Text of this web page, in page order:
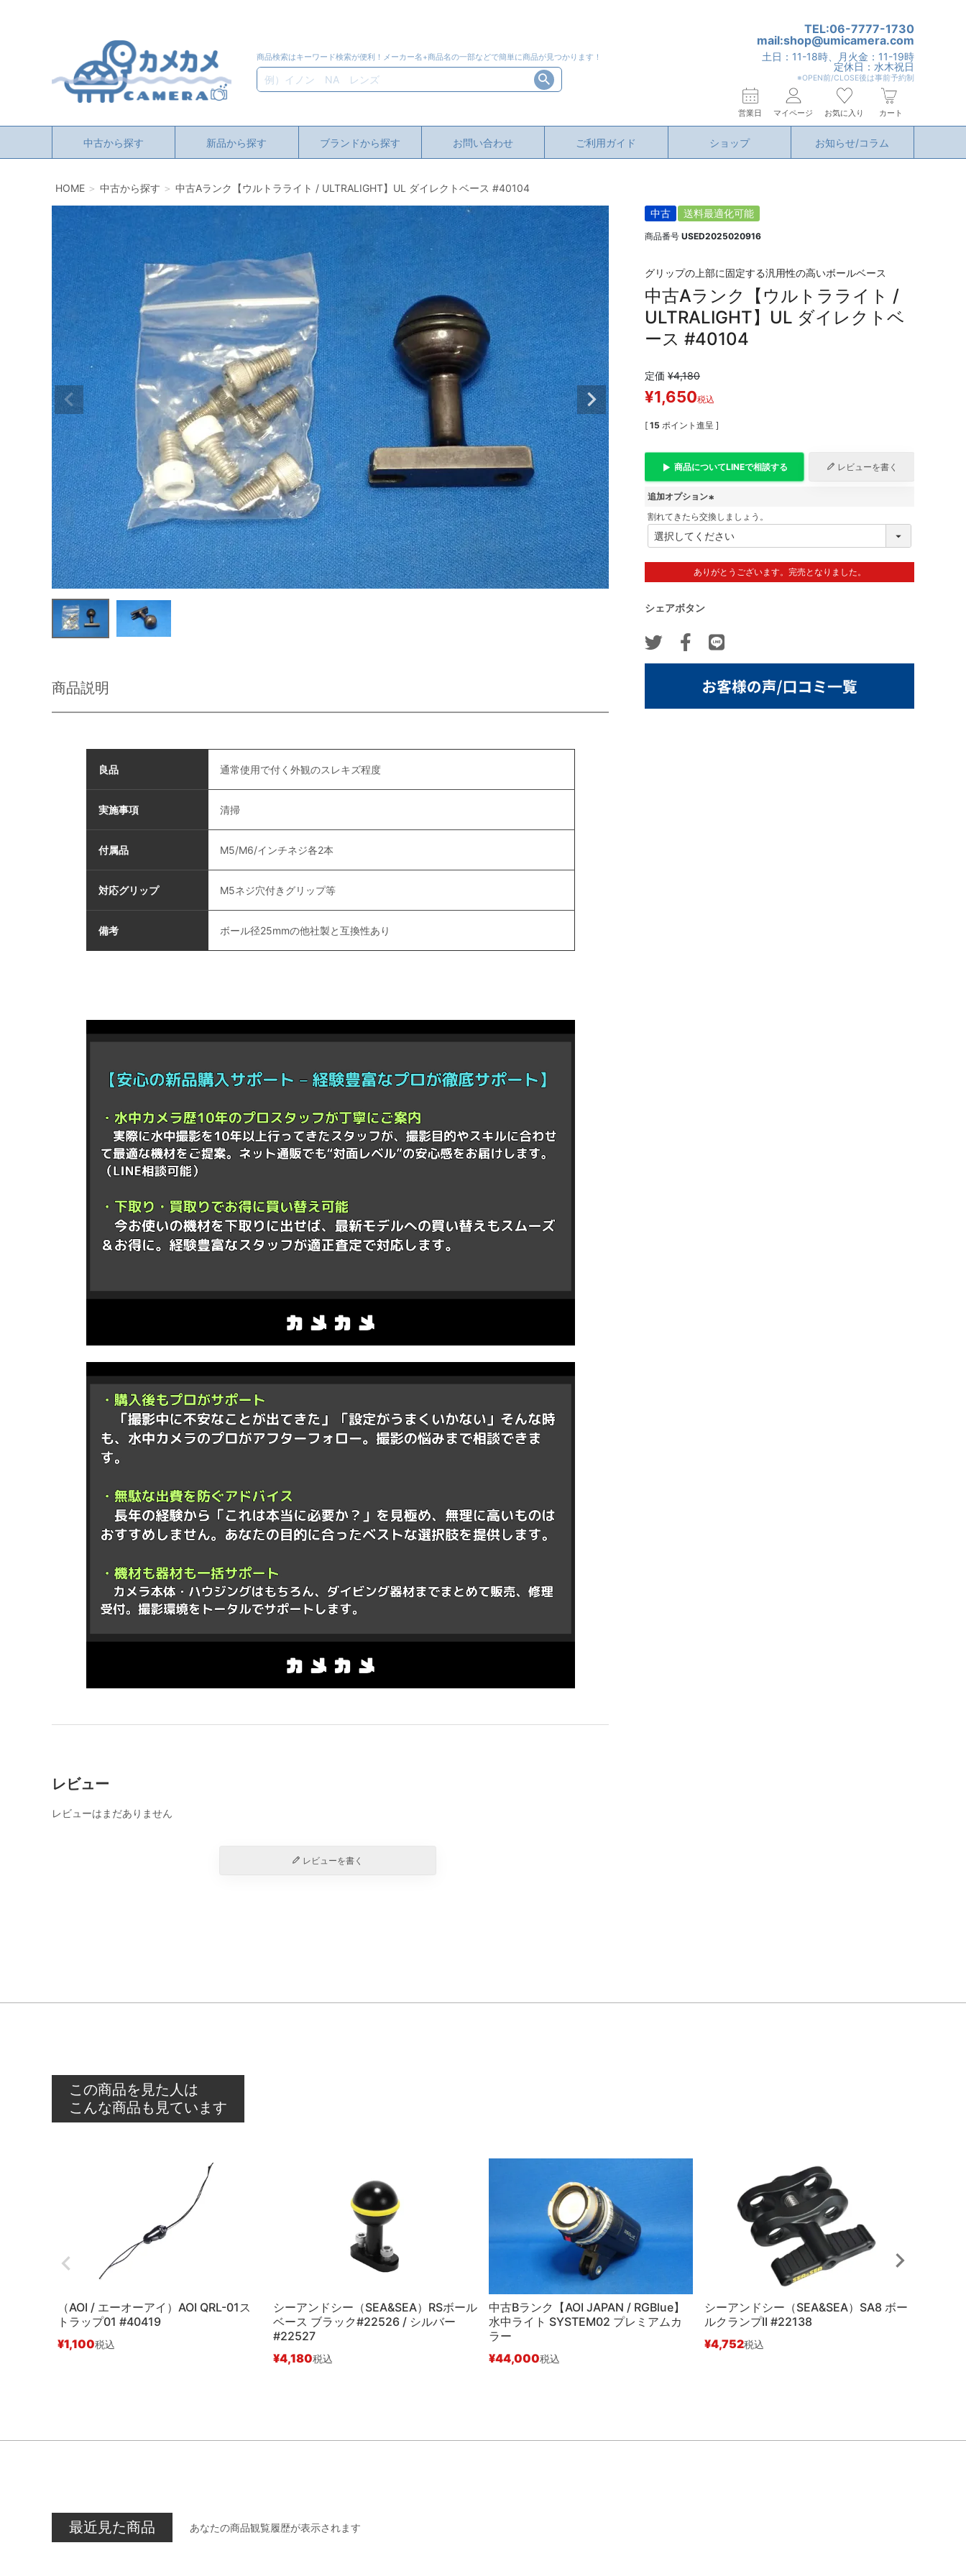
商品検索はキーワード検索が便利！メーカー名+商品名の一部などで簡単に商品が見つかります！
検索
TEL:06-7777-1730
mail:shop@umicamera.com
土日：11-18時、月火金：11-19時
定休日：水木祝日
※OPEN前/CLOSE後は事前予約制
営業日 マイページ お気に入り カート
中古から探す 新品から探す ブランドから探す お問い合わせ ご利用ガイド ショップ お知らせ/コラム
HOME 中古から探す 中古Aランク【ウルトラライト / ULTRALIGHT】UL ダイレクトベース #40104
商品説明
良品 通常使用で付く外観のスレキズ程度
実施事項 清掃
付属品 M5/M6/インチネジ各2本
対応グリップ M5ネジ穴付きグリップ等
備考 ボール径25mmの他社製と互換性あり
レビュー
レビューはまだありません
レビューを書く
中古 送料最適化可能
商品番号 USED2025020916
グリップの上部に固定する汎用性の高いボールベース
中古Aランク【ウルトラライト /
ULTRALIGHT】UL ダイレクトベ
ース #40104
定価 ¥4,180
¥1,650税込
[ 15 ポイント進呈 ]
商品についてLINEで相談する レビューを書く
追加オプション
(
必
須
)
割れてきたら交換しましょう。
ありがとうございます。完売となりました。
シェアボタン
この商品を見た人は
こんな商品も見ています
（AOI / エーオーアイ）AOI QRL-01ス
トラップ01 #40419
¥1,100税込
シーアンドシー（SEA&SEA）RSボール
ベース ブラック#22526 / シルバー
#22527
¥4,180税込
中古Bランク【AOI JAPAN / RGBlue】
水中ライト SYSTEM02 プレミアムカ
ラー
¥44,000税込
シーアンドシー（SEA&SEA）SA8 ボー
ルクランプII #22138
¥4,752税込
最近見た商品 あなたの商品観覧履歴が表示されます